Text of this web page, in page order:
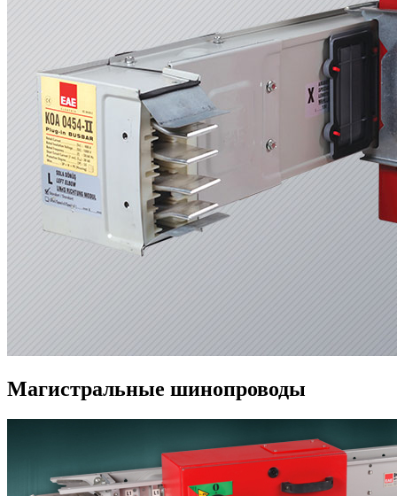
Магистральные шинопроводы